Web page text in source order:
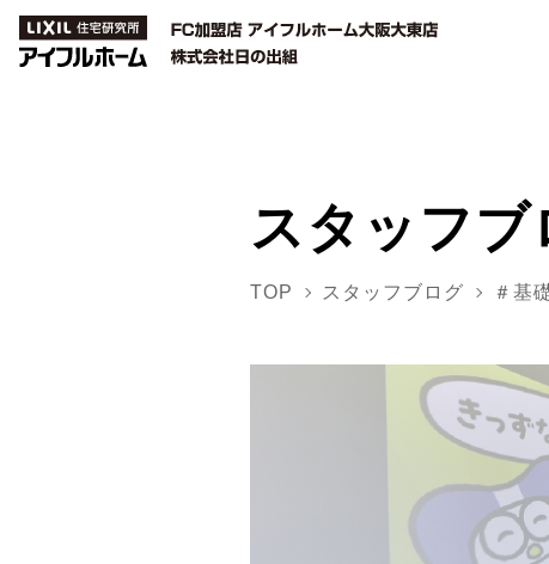
スタッフブ
TOP スタッフブログ ＃基